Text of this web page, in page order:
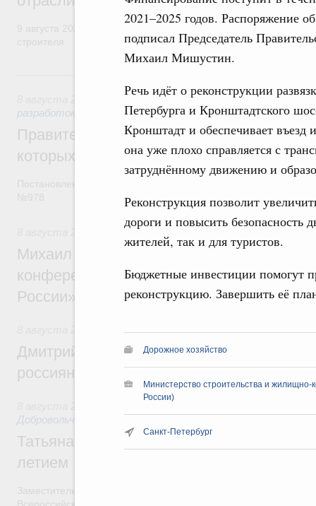
2021–2025 годов. Распоряжение
подписал Председатель
Михаил Мишустин.
Речь идёт о реконструкции
Петербурга и Кронштадтского
Кронштадт и обеспечивает
она уже плохо справляется с
затруднённому движению и
Реконструкция позволит
дороги и повысить безопасность
жителей, так и для туристов.
Бюджетные инвестиции помогут
реконструкцию. Завершить её
Дорожное хозяйство
Министерство строительства и
России)
Санкт-Петербург
9 августа 2026 года отмечается профессиональный праздник
Государственная политика в сфере
разработок
Правительство расширило перечень
которых освобождаются от НДФЛ
Отрасль информационных технологий
Михаил Мишустин дал поручения по
конференции «Цифровая индустрия
России»
Спорт высших достижений и массовый
Дмитрий Чернышенко и Михаил
россиян с Днём физкультурника
Добровольчество и волонтёрство. Благотворительность
Татьяна Голикова поздравила
летием